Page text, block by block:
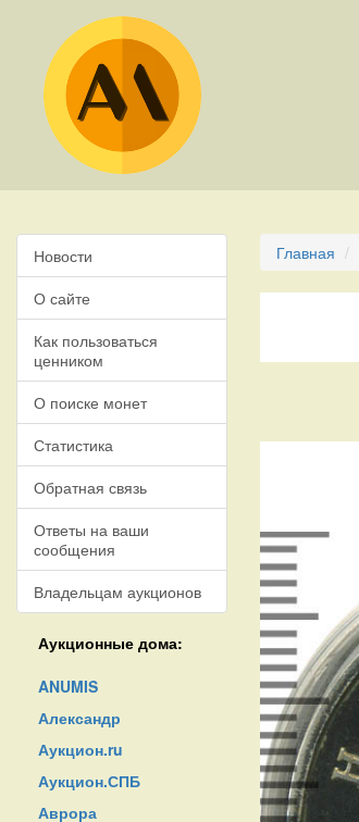
Новости
О сайте
Как пользоваться
ценником
О поиске монет
Статистика
Обратная связь
Ответы на ваши
сообщения
Владельцам аукционов
Аукционные дома:
ANUMIS
Александр
Аукцион.ru
Аукцион.СПБ
Аврора
Главная